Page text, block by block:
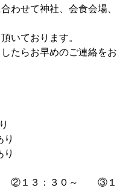
わせて神社、会食会場、
いております。
たらお早めのご連絡をお
り
り
②１３：３０～ ③１